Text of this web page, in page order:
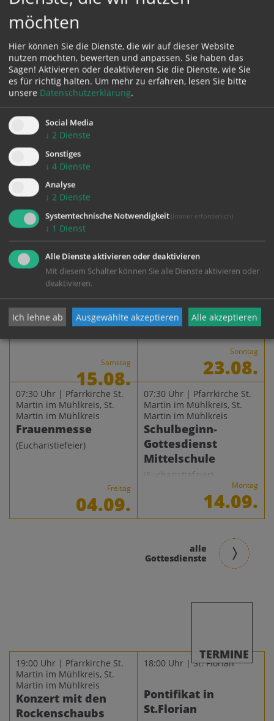
Gottesdienstordnung
08:30 Uhr | Pfarrkirche St.
Martin im Mühlkreis, St.
Martin im Mühlkreis
Himmelfahrt)
– Kräuterweihe
Samstag
15.08.
09:30 Uhr | Pfarre St.
Martin, St. Martin im
Urwaldfest
(Eucharistiefeier)
Sonntag
23.08.
07:30 Uhr | Pfarrkirche St.
Martin im Mühlkreis, St.
Martin im Mühlkreis
Frauenmesse
(Eucharistiefeier)
Freitag
04.09.
07:30 Uhr | Pfarrkirche St.
Martin im Mühlkreis, St.
Martin im Mühlkreis
Schulbeginn-
Gottesdienst
Mittelschule
(Eucharistiefeier)
Montag
14.09.
alle
Gottesdienste
TERMINE
19:00 Uhr | Pfarrkirche St.
Martin im Mühlkreis, St.
Martin im Mühlkreis
Konzert mit den
Rockenschaubs
18:00 Uhr | St. Florian
Pontifikat in
St.Florian
möchten
Hier können Sie die Dienste, die wir auf dieser Website
nutzen möchten, bewerten und anpassen. Sie haben das
Sagen! Aktivieren oder deaktivieren Sie die Dienste, wie Sie
es für richtig halten. Um mehr zu erfahren, lesen Sie bitte
unsere Datenschutzerklärung.
Social Media
↓ 2 Dienste
Sonstiges
↓ 4 Dienste
Analyse
↓ 2 Dienste
Systemtechnische Notwendigkeit (immer erforderlich)
↓ 1 Dienst
Alle Dienste aktivieren oder deaktivieren
Mit diesem Schalter können Sie alle Dienste aktivieren oder
deaktivieren.
Ich lehne ab Ausgewählte akzeptieren Alle akzeptieren